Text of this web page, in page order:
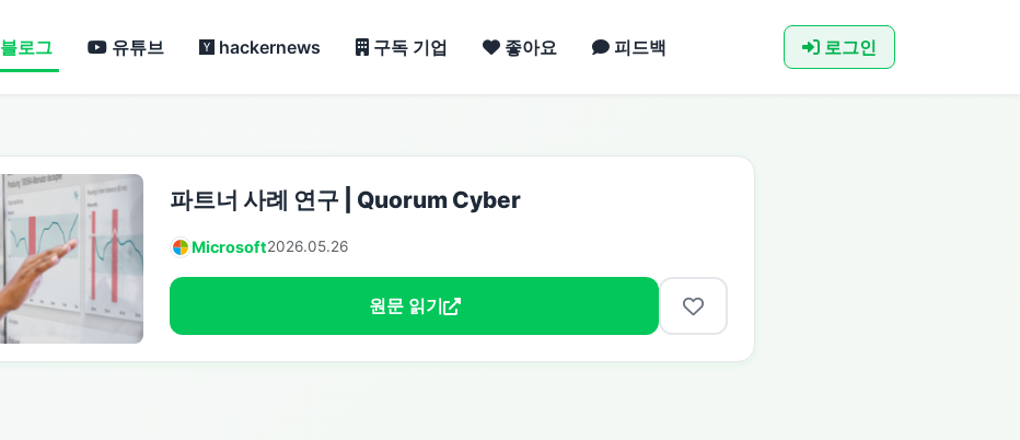
블로그 유튜브 hackernews 구독 기업 좋아요 피드백 로그인
파트너 사례 연구 | Quorum Cyber
Microsoft2026.05.26
원문 읽기